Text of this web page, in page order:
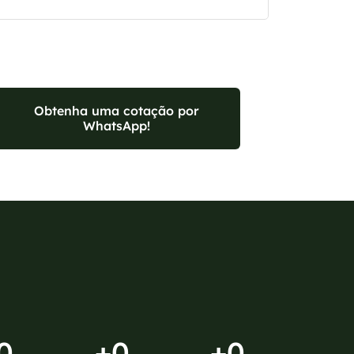
Obtenha uma cotação por
WhatsApp!